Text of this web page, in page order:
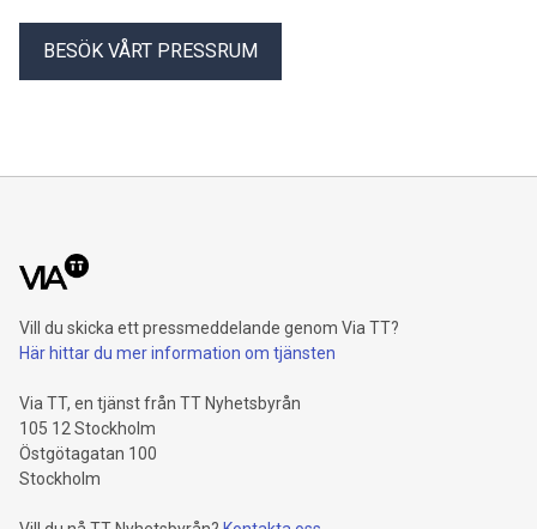
BESÖK VÅRT PRESSRUM
Vill du skicka ett pressmeddelande genom Via TT?
Här hittar du mer information om tjänsten
Via TT, en tjänst från TT Nyhetsbyrån
105 12 Stockholm
Östgötagatan 100
Stockholm